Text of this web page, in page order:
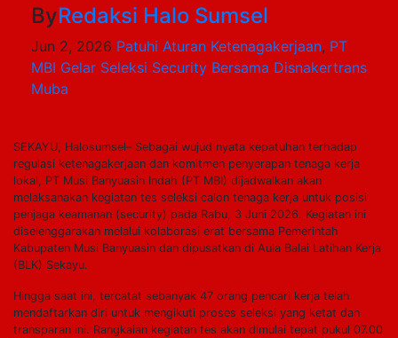
ByRedaksi Halo Sumsel
Jun 2, 2026 Patuhi Aturan Ketenagakerjaan, PT
MBI Gelar Seleksi Security Bersama Disnakertrans
Muba
SEKAYU, Halosumsel– Sebagai wujud nyata kepatuhan terhadap
regulasi ketenagakerjaan dan komitmen penyerapan tenaga kerja
lokal, PT Musi Banyuasin Indah (PT MBI) dijadwalkan akan
melaksanakan kegiatan tes seleksi calon tenaga kerja untuk posisi
penjaga keamanan (security) pada Rabu, 3 Juni 2026. Kegiatan ini
diselenggarakan melalui kolaborasi erat bersama Pemerintah
Kabupaten Musi Banyuasin dan dipusatkan di Aula Balai Latihan Kerja
(BLK) Sekayu.
Hingga saat ini, tercatat sebanyak 47 orang pencari kerja telah
mendaftarkan diri untuk mengikuti proses seleksi yang ketat dan
transparan ini. Rangkaian kegiatan tes akan dimulai tepat pukul 07.00